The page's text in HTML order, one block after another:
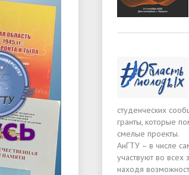
студенческих
гранты, которые
смелые проекты.
АнГТУ – в числе
участвуют во всех
находя